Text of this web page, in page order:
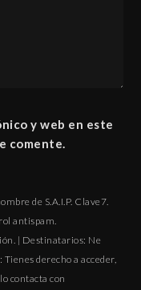
y web en este
comente.
de S.A.I.P. Clave7.
antispam.
| Destinatarios: Ne
derecho a acceder,
contacta con